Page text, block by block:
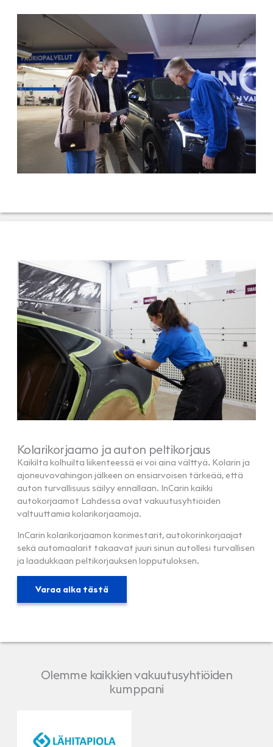
Kolarikorjaamo ja auton peltikorjaus
Kaikilta kolhuilta liikenteessä ei voi aina välttyä. Kolarin ja
ajoneuvovahingon jälkeen on ensiarvoisen tärkeää, että
auton turvallisuus säilyy ennallaan. InCarin kaikki
autokorjaamot Lahdessa ovat vakuutusyhtiöiden
valtuuttamia kolarikorjaamoja.
InCarin kolarikorjaamon korimestarit, autokorinkorjaajat
sekä automaalarit takaavat juuri sinun autollesi turvallisen
ja laadukkaan peltikorjauksen lopputuloksen.
Varaa aika tästä
Olemme kaikkien vakuutusyhtiöiden
kumppani
LähiTapiola